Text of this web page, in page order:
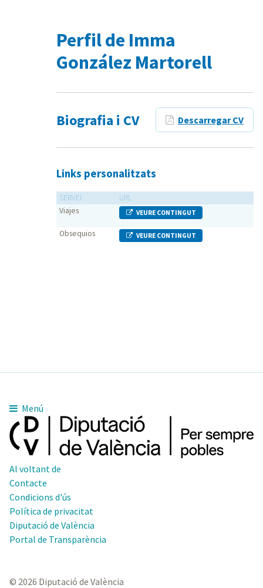
Perfil de Imma
González Martorell
Descarregar CV
Biografia i CV
Links personalitzats
SERVEI
URL
Viajes
VEURE CONTINGUT
Obsequios VEURE CONTINGUT
Menú
Al voltant de
Contacte
Condicions d'ús
Política de privacitat
Diputació de València
Portal de Transparència
© 2026 Diputació de València